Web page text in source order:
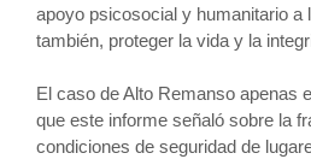
apoyo psicosocial y humanitario
también, proteger la vida y la
El caso de Alto Remanso apenas
que este informe señaló sobre la
condiciones de seguridad de